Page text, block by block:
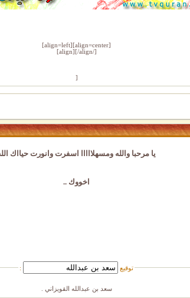
[align=left][align=center]
[/align][/align]
[
يا مرحبا والله ومسهلااااا اسفرت وانورت حيااك
اخووك ..
توقيع
سعد بن عبدالله القويزاني .